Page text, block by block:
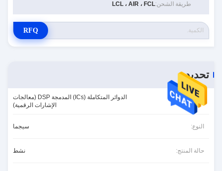
طريقة الشحن:LCL ، AIR ، FCL
RFQ
تحديد
الفئة:
الدوائر المتكاملة (ICs) المدمجة DSP (معالجات
الإشارات الرقمية)
النوع: سيجما
حالة المنتج: نشط